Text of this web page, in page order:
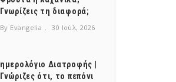
Γνωρίζεις τη διαφορά;
By Evangelia 30 Ιούλ, 2026
ημερολόγιο Διατροφής |
Γνώριζες ότι, το πεπόνι